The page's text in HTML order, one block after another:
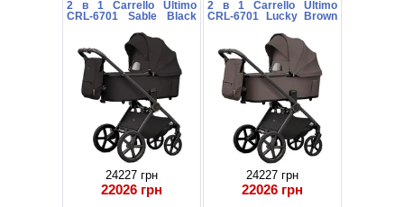
2 в 1 Carrello Ultimo
CRL-6701 Sable Black
24227 грн
22026 грн
2 в 1 Carrello Ultimo
CRL-6701 Lucky Brown
дождевиком
24227 грн
22026 грн